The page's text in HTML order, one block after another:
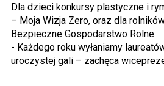
Dla dzieci konkursy plastyczne i
– Moja Wizja Zero, oraz dla
Bezpieczne Gospodarstwo Rolne.
- Każdego roku wyłaniamy
uroczystej gali – zachęca